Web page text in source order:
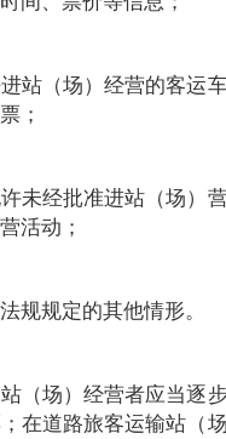
进站（场）经营的客运
；
许未经批准进站（场）
活动；
规规定的其他情形。
（场）经营者应当逐
在道路旅客运输站（